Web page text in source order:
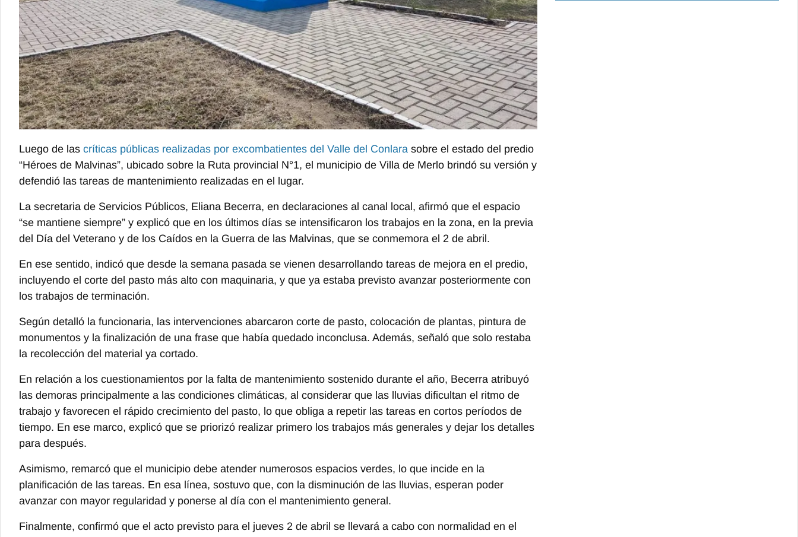
Luego de las críticas públicas realizadas por excombatientes del Valle del Conlara sobre el estado del predio
“Héroes de Malvinas”, ubicado sobre la Ruta provincial N°1, el municipio de Villa de Merlo brindó su versión y
defendió las tareas de mantenimiento realizadas en el lugar.
La secretaria de Servicios Públicos, Eliana Becerra, en declaraciones al canal local, afirmó que el espacio
“se mantiene siempre” y explicó que en los últimos días se intensificaron los trabajos en la zona, en la previa
del Día del Veterano y de los Caídos en la Guerra de las Malvinas, que se conmemora el 2 de abril.
En ese sentido, indicó que desde la semana pasada se vienen desarrollando tareas de mejora en el predio,
incluyendo el corte del pasto más alto con maquinaria, y que ya estaba previsto avanzar posteriormente con
los trabajos de terminación.
Según detalló la funcionaria, las intervenciones abarcaron corte de pasto, colocación de plantas, pintura de
monumentos y la finalización de una frase que había quedado inconclusa. Además, señaló que solo restaba
la recolección del material ya cortado.
En relación a los cuestionamientos por la falta de mantenimiento sostenido durante el año, Becerra atribuyó
las demoras principalmente a las condiciones climáticas, al considerar que las lluvias dificultan el ritmo de
trabajo y favorecen el rápido crecimiento del pasto, lo que obliga a repetir las tareas en cortos períodos de
tiempo. En ese marco, explicó que se priorizó realizar primero los trabajos más generales y dejar los detalles
para después.
Asimismo, remarcó que el municipio debe atender numerosos espacios verdes, lo que incide en la
planificación de las tareas. En esa línea, sostuvo que, con la disminución de las lluvias, esperan poder
avanzar con mayor regularidad y ponerse al día con el mantenimiento general.
Finalmente, confirmó que el acto previsto para el jueves 2 de abril se llevará a cabo con normalidad en el